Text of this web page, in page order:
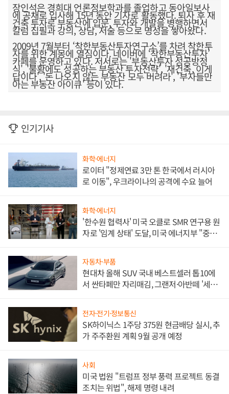
장인석은 경희대 언론정보학과를 졸업하고 동아일보사
에 공채로 입사해 15년 동안 기자로 활동했다. 퇴사 후 재
건축 투자로 부동산에 입문, 투자와 개발을 병행하면서
칼럼 집필과 강의, 상담, 저술 등으로 명성을 쌓아왔다.
2009년 7월부터 ‘착한부동산투자연구소’를 차려 착한투
자를 위한 계몽에 열심이다. 네이버에 ‘착한부동산투자’
카페를 운영하고 있다. 저서로는 '부동산투자 성공방정
식', '불황에도 성공하는 부동산 투자전략', '재건축, 이게
답이다', '돈 나오지 않는 부동산 모두 버려라', '부자들만
아는 부동산 아이큐' 등이 있다.
인기기사
화학·에너지
로이터 "정제연료 3만 톤 한국에서 러시아
로 이동", 우크라이나의 공격에 수요 늘어
화학·에너지
'한수원 협력사' 미국 오클로 SMR 연구용 원
자로 '임계 상태' 도달, 미국 에너지부 "중요
자동차·부품
현대차 올해 SUV 국내 베스트셀러 톱10에
서 싼타페만 자리매김, 그랜저·아반떼 '세단
전자·전기·정보통신
SK하이닉스 1주당 375원 현금배당 실시, 추
가 주주환원 계획 9월 공개 예정
사회
미국 법원 "트럼프 정부 풍력 프로젝트 동결
조치는 위법", 해제 명령 내려